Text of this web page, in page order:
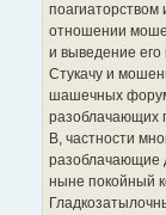
поагиаторством
отношении
и выведение его
Стукачу и
шашечных
разоблачающих
В, частности
разоблачающие
ныне покойный